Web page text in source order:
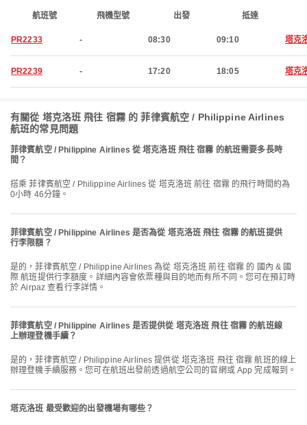
航班號 飛機型號 出發 抵達
PR2233 - 08:30 09:10 塔克
PR2239 - 17:20 18:05 塔克
有關從 塔克洛班 飛往 宿霧 的 菲律賓航空 / Philippine Airlines
航班的常見問題
菲律賓航空 / Philippine Airlines 從 塔克洛班 飛往 宿霧 的航班需要多長時
間？
搭乘 菲律賓航空 / Philippine Airlines 從 塔克洛班 前往 宿霧 的飛行時間約為
0小時 46分鐘。
菲律賓航空 / Philippine Airlines 是否為從 塔克洛班 飛往 宿霧 的航班提供
行李限額？
是的，菲律賓航空 / Philippine Airlines 為從 塔克洛班 前往 宿霧 的 國內 & 國
際 航班提供行李額度。詳細內容會依票種與目的地而有所不同。您可在預訂時
於 Airpaz 查看行李詳情。
菲律賓航空 / Philippine Airlines 是否提供從 塔克洛班 飛往 宿霧 的航班線
上辦理登機手續？
是的，菲律賓航空 / Philippine Airlines 提供從 塔克洛班 飛往 宿霧 航班的線上
辦理登機手續服務。您可在航班出發前透過航空公司的官網或 App 完成報到。
塔克洛班 最受歡迎的出發機場有哪些？